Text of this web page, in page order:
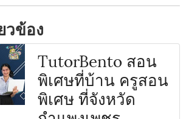
วข้อง
TutorBento สอน
พิเศษที่บ้าน ครูสอน
พิเศษ ที่จังหวัด